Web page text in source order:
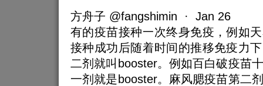
方舟子 @fangshimin · Jan 26
有的疫苗接种一次终身免疫，例如
接种成功后随着时间的推移免疫力
二剂就叫booster。例如百白破疫苗
一剂就是booster。麻风腮疫苗第二